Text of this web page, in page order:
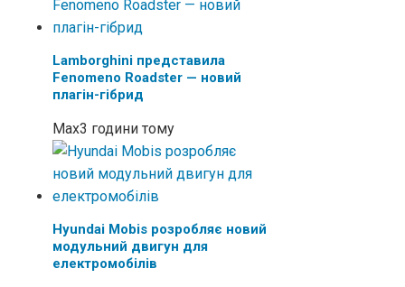
Lamborghini представила
Fenomeno Roadster — новий
плагін-гібрид
Max3 години тому
Hyundai Mobis розробляє новий
модульний двигун для
електромобілів